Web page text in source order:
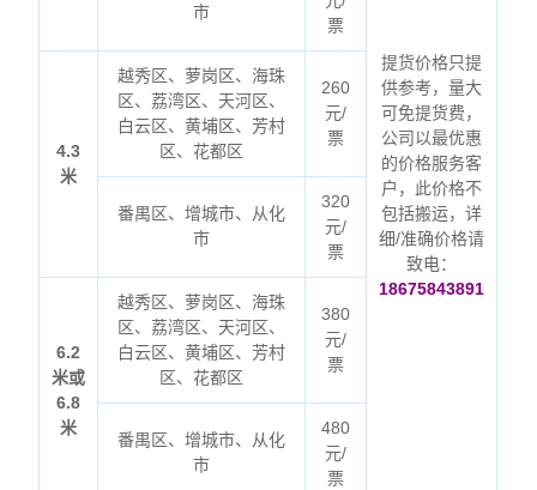
提货价格只提
供参考，量大
可免提货费，
公司以最优惠
的价格服务客
户，此价格不
包括搬运，详
细/准确价格请
致电：
18675843891
市
票
4.3
米
越秀区、萝岗区、海珠
区、荔湾区、天河区、
白云区、黄埔区、芳村
区、花都区
260
元/
票
番禺区、增城市、从化
市
320
元/
票
6.2
米或
6.8
米
越秀区、萝岗区、海珠
区、荔湾区、天河区、
白云区、黄埔区、芳村
区、花都区
380
元/
票
番禺区、增城市、从化
市
480
元/
票